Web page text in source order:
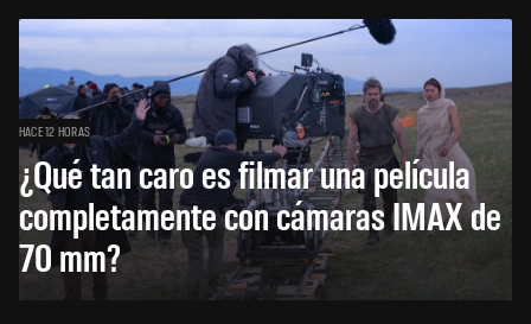
HACE 12 HORAS
¿Qué tan caro es filmar una película
completamente con cámaras IMAX de
70 mm?